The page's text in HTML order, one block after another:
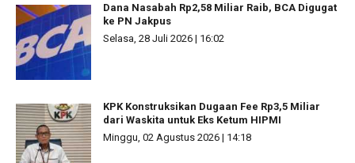
Dana Nasabah Rp2,58 Miliar Raib, BCA Digugat
ke PN Jakpus
Selasa, 28 Juli 2026 | 16:02
KPK Konstruksikan Dugaan Fee Rp3,5 Miliar
dari Waskita untuk Eks Ketum HIPMI
Minggu, 02 Agustus 2026 | 14:18